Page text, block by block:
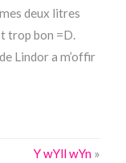
deux litres
trop bon =D.
Lindor a m’offir
Y wYll wYn»